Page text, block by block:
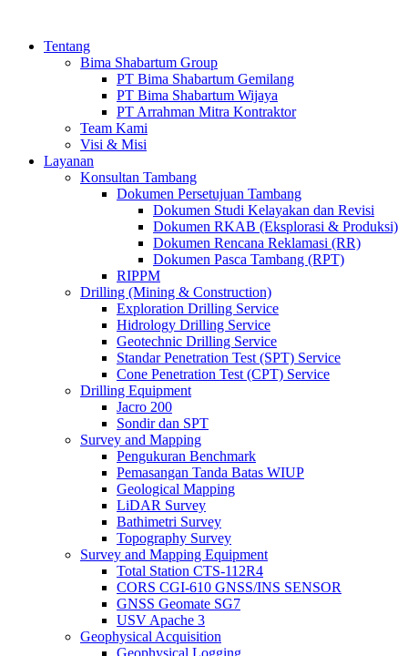
Tentang
Bima Shabartum Group
PT Bima Shabartum Gemilang
PT Bima Shabartum Wijaya
PT Arrahman Mitra Kontraktor
Team Kami
Visi & Misi
Layanan
Konsultan Tambang
Dokumen Persetujuan Tambang
Dokumen Studi Kelayakan dan Revisi
Dokumen RKAB (Eksplorasi & Produksi)
Dokumen Rencana Reklamasi (RR)
Dokumen Pasca Tambang (RPT)
RIPPM
Drilling (Mining & Construction)
Exploration Drilling Service
Hidrology Drilling Service
Geotechnic Drilling Service
Standar Penetration Test (SPT) Service
Cone Penetration Test (CPT) Service
Drilling Equipment
Jacro 200
Sondir dan SPT
Survey and Mapping
Pengukuran Benchmark
Pemasangan Tanda Batas WIUP
Geological Mapping
LiDAR Survey
Bathimetri Survey
Topography Survey
Survey and Mapping Equipment
Total Station CTS-112R4
CORS CGI-610 GNSS/INS SENSOR
GNSS Geomate SG7
USV Apache 3
Geophysical Acquisition
Geophysical Logging